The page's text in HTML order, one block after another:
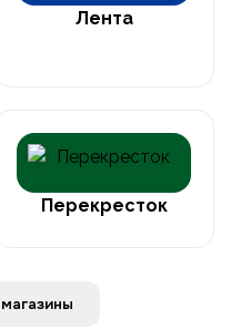
Лента
Перекресток
Показать все магазины